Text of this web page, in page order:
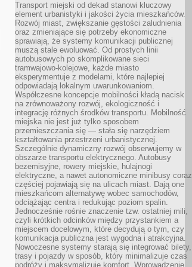
Transport miejski od dekad stanowi kluczowy
element urbanistyki i jakości życia mieszkańców.
Rozwój miast, zwiększanie gęstości zaludnienia
oraz zmieniające się potrzeby ekonomiczne
sprawiają, że systemy komunikacji publicznej
muszą stale ewoluować. Od prostych linii
autobusowych po skomplikowane sieci
tramwajowo-kolejowe, każde miasto
eksperymentuje z modelami, które najlepiej
odpowiadają lokalnym uwarunkowaniom.
Współczesne koncepcje mobilności kładą nacisk
na zrównoważony rozwój, ekologiczność i
integrację różnych środków transportu. Mobilność
miejska nie jest już tylko sposobem
przemieszczania się — stała się narzędziem
kształtowania przestrzeni urbanistycznej.
Szczególnie dynamiczny rozwój obserwujemy w
obszarze transportu elektrycznego. Autobusy
bezemisyjne, rowery miejskie, hulajnogi
elektryczne, a nawet autonomiczne minibusy coraz
częściej pojawiają się na ulicach miast. Dają one
mieszkańcom alternatywę wobec samochodów,
odciążając centra i redukując poziom spalin.
Jednocześnie rośnie znaczenie tzw. ostatniej mili,
czyli krótkich odcinków między przystankiem a
miejscem docelowym, które decydują o tym, czy
komunikacja publiczna jest wygodna i atrakcyjna.
Nowoczesne systemy starają się integrować bilety,
trasy i pojazdy w sposób, który minimalizuje czas
podróży i maksymalizuje komfort. Wprowadzenie